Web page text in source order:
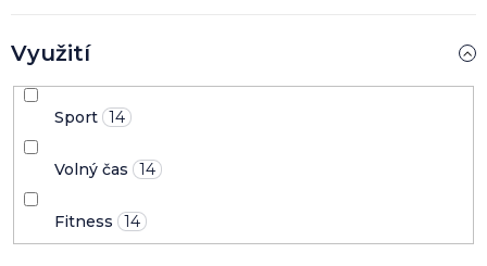
Využití
Sport 14
Volný čas 14
Fitness 14